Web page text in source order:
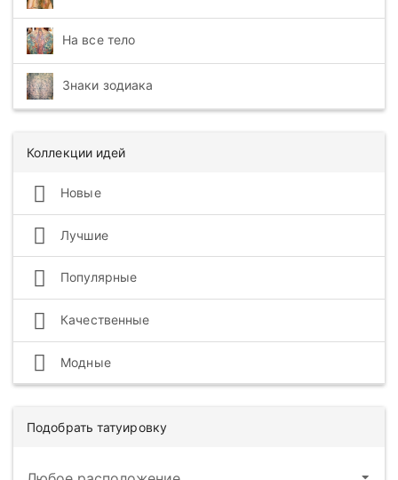
На все тело
Знаки зодиака
Коллекции идей
Новые
Лучшие
Популярные
Качественные
Модные
Подобрать татуировку